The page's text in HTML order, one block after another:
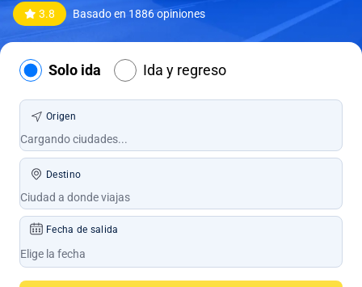
3.8 Basado en 1886 opiniones
Solo ida Ida y regreso
Origen
Destino
Fecha de salida